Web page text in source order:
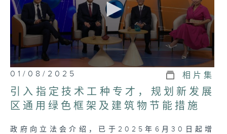
议进度、重要政策讨论等，让市民大众对各项
民生议题有第一手的掌握。
第二节：论事
• 就每集的议题，邀请有关持份者或议员，与
主持一起议事，一同讨论法案、政策及各项民
生重要议题，带出议会事务与社会民生的密切
关联，增强观众的理解。
0
seconds
of
23
minutes,
7
01/08/2025 相片集
引入指定技术工种专才，规划新发展
区通用绿色框架及建筑物节能措施
政府向立法会介绍，已于2025年6月30日起增